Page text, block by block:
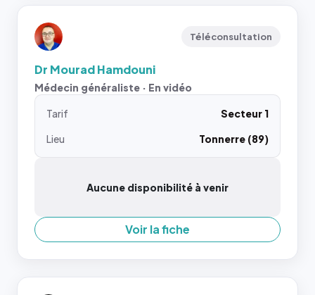
Téléconsultation
Dr Mourad Hamdouni
Médecin généraliste · En vidéo
Tarif
Secteur 1
Lieu
Tonnerre (89)
Aucune disponibilité à venir
Voir la fiche